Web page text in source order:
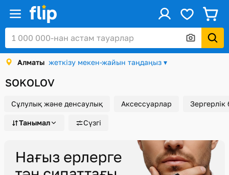
Алматы жеткізу мекен-жайын таңдаңыз ▾
SOKOLOV
Сұлулық және денсаулық Аксессуарлар
Танымал Сүзгі
Кіру / Тіркеу
Каталог
Жеңілдіктер мен акциялар
Сыйлық карталары
Тапсырыстар
Алматы